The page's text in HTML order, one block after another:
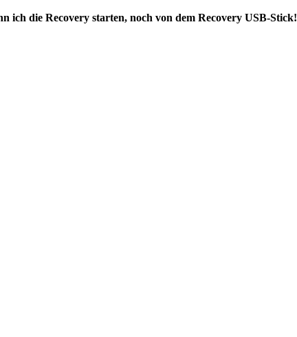
ich die Recovery starten, noch von dem Recovery USB-Stick!